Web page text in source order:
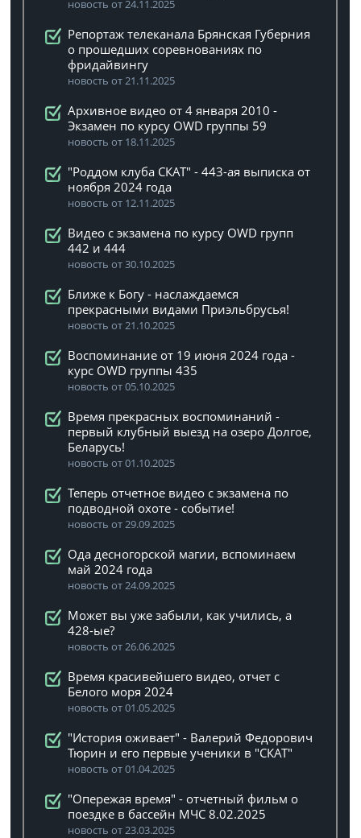
новость от 24.11.2025
Репортаж телеканала Брянская Губерния
о прошедших соревнованиях по
фридайвингу
новость от 21.11.2025
Архивное видео от 4 января 2010 -
Экзамен по курсу OWD группы 59
новость от 18.11.2025
"Роддом клуба СКАТ" - 443-ая выписка от
ноября 2024 года
новость от 12.11.2025
Видео с экзамена по курсу OWD групп
442 и 444
новость от 30.10.2025
Ближе к Богу - наслаждаемся
прекрасными видами Приэльбрусья!
новость от 21.10.2025
Воспоминание от 19 июня 2024 года -
курс OWD группы 435
новость от 05.10.2025
Время прекрасных воспоминаний -
первый клубный выезд на озеро Долгое,
Беларусь!
новость от 01.10.2025
Теперь отчетное видео с экзамена по
подводной охоте - событие!
новость от 29.09.2025
Ода десногорской магии, вспоминаем
май 2024 года
новость от 24.09.2025
Может вы уже забыли, как учились, а
428-ые?
новость от 26.06.2025
Время красивейшего видео, отчет с
Белого моря 2024
новость от 01.05.2025
"История оживает" - Валерий Федорович
Тюрин и его первые ученики в "СКАТ"
новость от 01.04.2025
"Опережая время" - отчетный фильм о
поездке в бассейн МЧС 8.02.2025
новость от 23.03.2025